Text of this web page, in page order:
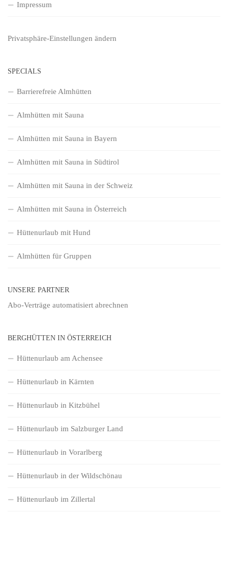
Impressum
Privatsphäre-Einstellungen ändern
SPECIALS
Barrierefreie Almhütten
Almhütten mit Sauna
Almhütten mit Sauna in Bayern
Almhütten mit Sauna in Südtirol
Almhütten mit Sauna in der Schweiz
Almhütten mit Sauna in Österreich
Hüttenurlaub mit Hund
Almhütten für Gruppen
UNSERE PARTNER
Abo-Verträge automatisiert abrechnen
BERGHÜTTEN IN ÖSTERREICH
Hüttenurlaub am Achensee
Hüttenurlaub in Kärnten
Hüttenurlaub in Kitzbühel
Hüttenurlaub im Salzburger Land
Hüttenurlaub in Vorarlberg
Hüttenurlaub in der Wildschönau
Hüttenurlaub im Zillertal